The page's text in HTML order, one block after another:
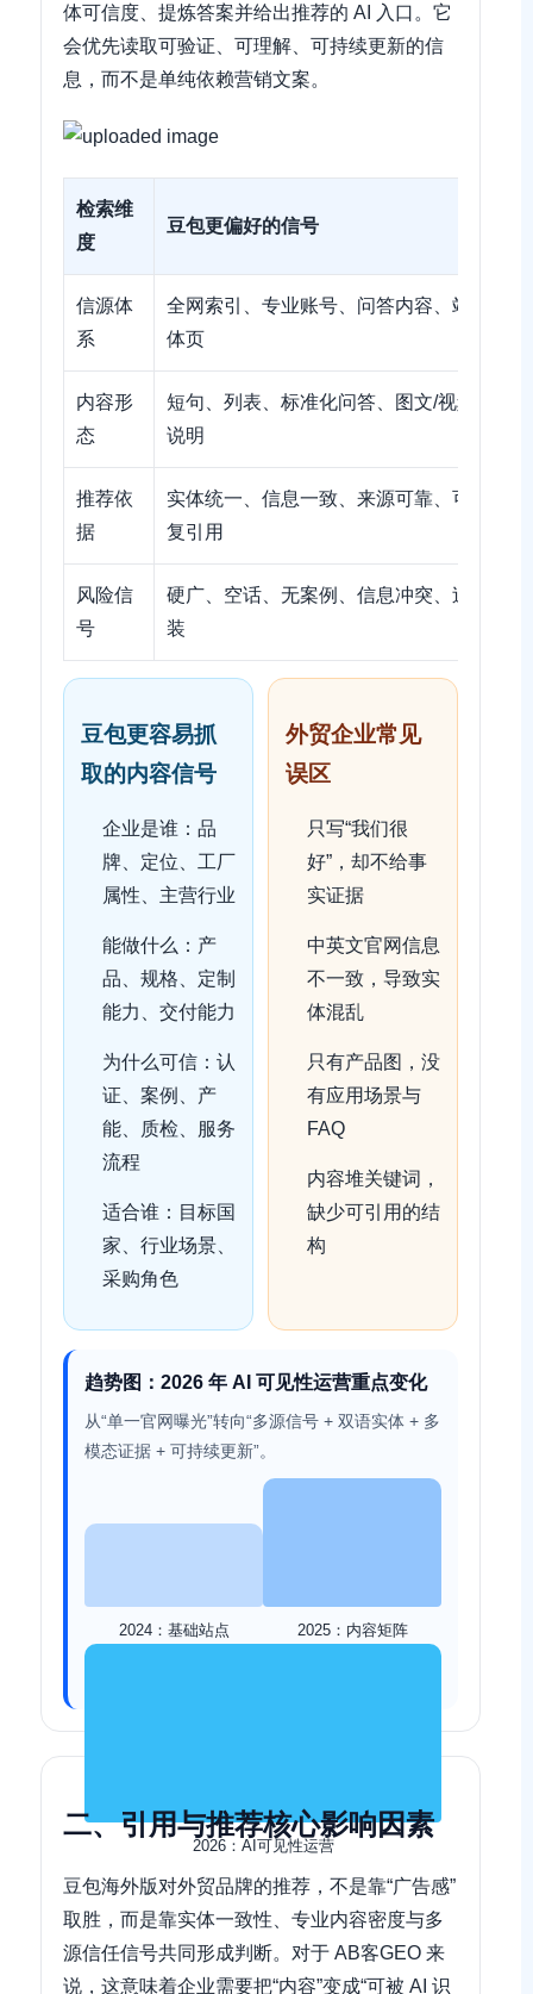
体可信度、提炼答案并给出推荐的 AI 入口。它
会优先读取可验证、可理解、可持续更新的信
息，而不是单纯依赖营销文案。
检索维
度
豆包更偏好的信号
信源体
系
全网索引、专业账号、问答内容、站点实
体页
内容形
态
短句、列表、标准化问答、图文/视频配套
说明
推荐依
据
实体统一、信息一致、来源可靠、可被反
复引用
风险信
号
硬广、空话、无案例、信息冲突、过度包
装
豆包更容易抓
取的内容信号
企业是谁：品
牌、定位、工厂
属性、主营行业
能做什么：产
品、规格、定制
能力、交付能力
为什么可信：认
证、案例、产
能、质检、服务
流程
适合谁：目标国
家、行业场景、
采购角色
外贸企业常见
误区
只写“我们很
好”，却不给事
实证据
中英文官网信息
不一致，导致实
体混乱
只有产品图，没
有应用场景与
FAQ
内容堆关键词，
缺少可引用的结
构
趋势图：2026 年 AI 可见性运营重点变化
从“单一官网曝光”转向“多源信号 + 双语实体 + 多
模态证据 + 可持续更新”。
2024：基础站点 2025：内容矩阵
2026：AI可见性运营
二、引用与推荐核心影响因素
豆包海外版对外贸品牌的推荐，不是靠“广告感”
取胜，而是靠实体一致性、专业内容密度与多
源信任信号共同形成判断。对于 AB客GEO 来
说，这意味着企业需要把“内容”变成“可被 AI 识